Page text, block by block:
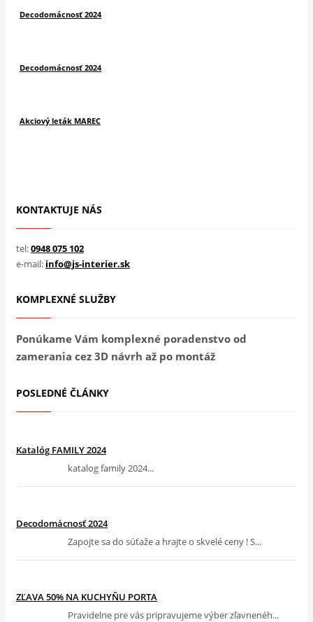
Decodomácnosť 2024
Decodomácnosť 2024
Akciový leták MAREC
KONTAKTUJE NÁS
tel:0948 075 102
e-mail: info@js-interier.sk
KOMPLEXNÉ SLUŽBY
Ponúkame Vám komplexné poradenstvo od
zamerania cez 3D návrh až po montáž
POSLEDNÉ ČLÁNKY
Katalóg FAMILY 2024
katalog family 2024...
Decodomácnosť 2024
Zapojte sa do súťaže a hrajte o skvelé ceny ! S...
ZĽAVA 50% NA KUCHYŇU PORTA
Pravidelne pre vás pripravujeme výber zľavnenéh...